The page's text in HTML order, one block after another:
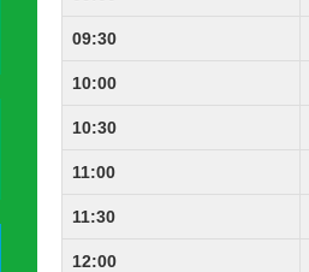
09:30
10:00
10:30
11:00
11:30
12:00